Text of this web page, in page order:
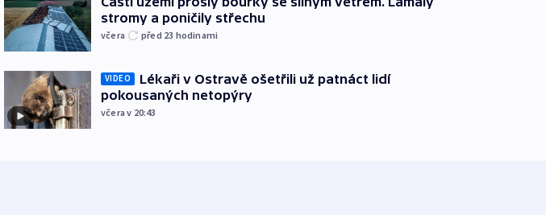
stromy a poničily střechu
včera před 23 hodinami
VIDEO
Lékaři v Ostravě ošetřili už patnáct lidí
pokousaných netopýry
včera v 20:43